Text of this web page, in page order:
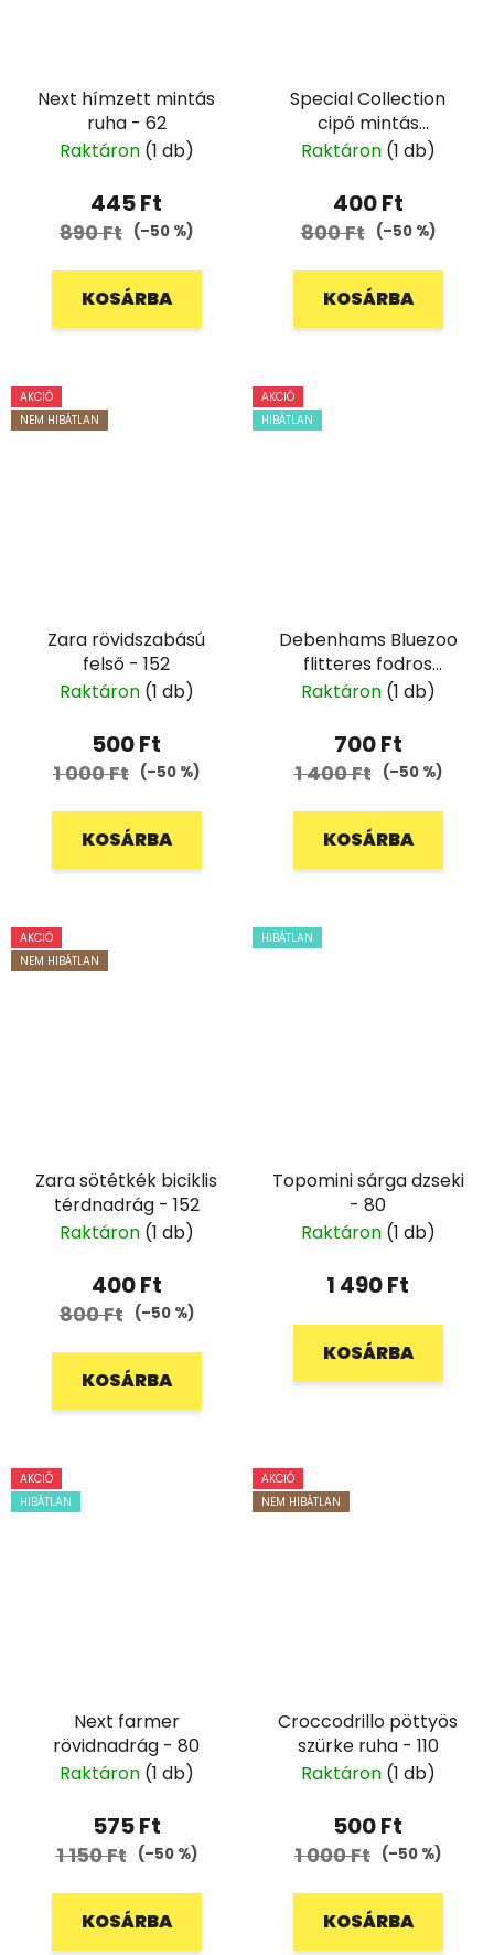
Next hímzett mintás
ruha - 62
Raktáron (1 db)
445 Ft
890 Ft (–50 %)
KOSÁRBA
Special Collection
cipő mintás
hagymaruha - 104/110
Raktáron (1 db)
400 Ft
800 Ft (–50 %)
KOSÁRBA
AKCIÓ
NEM HIBÁTLAN
Zara rövidszabású
felső - 152
Raktáron (1 db)
500 Ft
1 000 Ft (–50 %)
KOSÁRBA
AKCIÓ
HIBÁTLAN
Debenhams Bluezoo
flitteres fodros
szoknya - 122/128
Raktáron (1 db)
700 Ft
1 400 Ft (–50 %)
KOSÁRBA
AKCIÓ
NEM HIBÁTLAN
Zara sötétkék biciklis
térdnadrág - 152
Raktáron (1 db)
400 Ft
800 Ft (–50 %)
KOSÁRBA
HIBÁTLAN
Topomini sárga dzseki
- 80
Raktáron (1 db)
1 490 Ft
KOSÁRBA
AKCIÓ
HIBÁTLAN
Next farmer
rövidnadrág - 80
Raktáron (1 db)
575 Ft
1 150 Ft (–50 %)
KOSÁRBA
AKCIÓ
NEM HIBÁTLAN
Croccodrillo pöttyös
szürke ruha - 110
Raktáron (1 db)
500 Ft
1 000 Ft (–50 %)
KOSÁRBA